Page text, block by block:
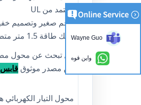
معتمد من UL
حجم صغير وتصميم
سلك طاقة 1.5 متر متضمن
هل تبحث عن محول مصدر
من مصدر موثوق قابس المملكة
Wayne Guo
واين قوه